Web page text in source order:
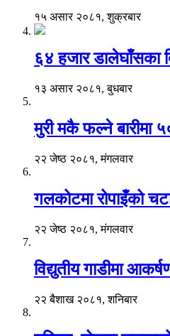
१५ असार २०८१, शुक्रबार
६४ हजार डालेघाँसका
१३ असार २०८१, बुधबार
मुरी मकै फल्ने बारीमा
२२ जेष्ठ २०८१, मंगलवार
गलकोटमा रोपाइँको
२२ जेष्ठ २०८१, मंगलवार
विद्युतीय गाडीमा
२२ बैशाख २०८१, शनिबार